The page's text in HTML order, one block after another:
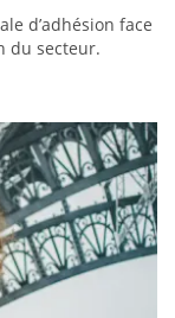
d’adhésion face
du secteur.